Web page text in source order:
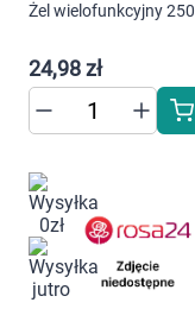
Żel wielofunkcyjny 250
24,98 zł